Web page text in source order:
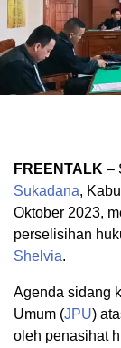
FREENTALK –
Sukadana,
Oktober 2023,
perselisihan
Shelvia.
Agenda sidang
Umum (JPU)
oleh penasihat